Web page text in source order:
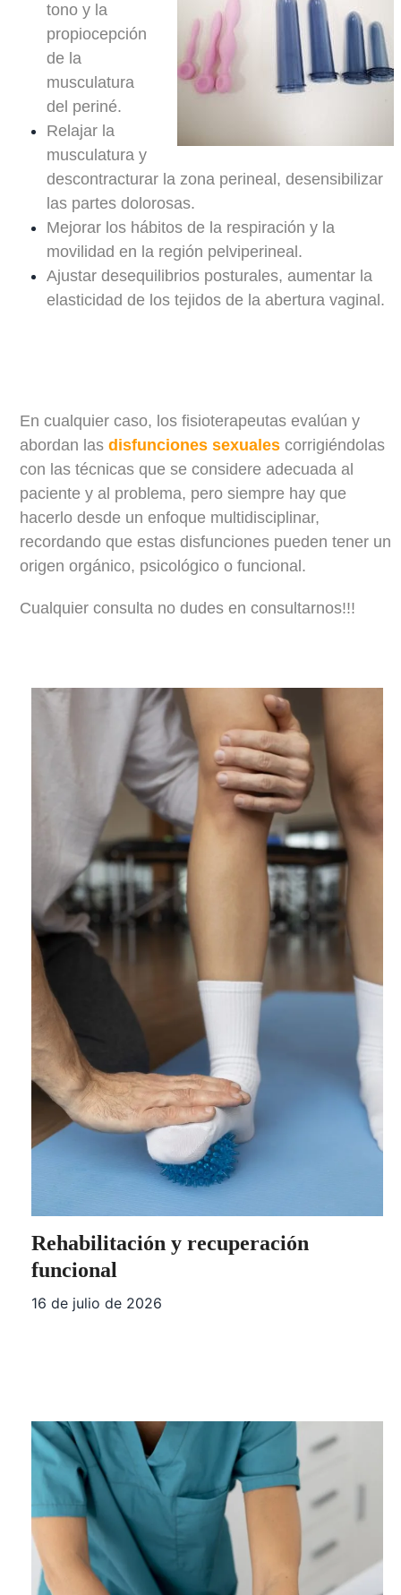
tono y la
propiocepción
de la
musculatura
del periné.
Relajar la
musculatura y
descontracturar la zona perineal, desensibilizar
las partes dolorosas.
Mejorar los hábitos de la respiración y la
movilidad en la región pelviperineal.
Ajustar desequilibrios posturales, aumentar la
elasticidad de los tejidos de la abertura vaginal.
En cualquier caso, los fisioterapeutas evalúan y
abordan lasdisfunciones sexuales corrigiéndolas
con las técnicas que se considere adecuada al
paciente y al problema, pero siempre hay que
hacerlo desde un enfoque multidisciplinar,
recordando que estas disfunciones pueden tener un
origen orgánico, psicológico o funcional.
Cualquier consulta no dudes en consultarnos!!!
Rehabilitación y recuperación
funcional
16 de julio de 2026